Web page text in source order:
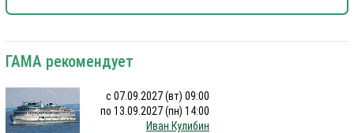
ГАМА рекомендует
с 07.09.2027 (вт) 09:00
по 13.09.2027 (пн) 14:00
Иван Кулибин